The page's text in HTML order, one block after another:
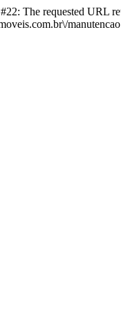
The requested URL